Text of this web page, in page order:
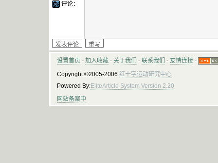
评论：
设置首页 - 加入收藏 - 关于我们 - 联系我们 - 友情连接 -
Copyright ©2005-2006 红十字运动研究中心
Powered By:EliteArticle System Version 2.20
网站备案中